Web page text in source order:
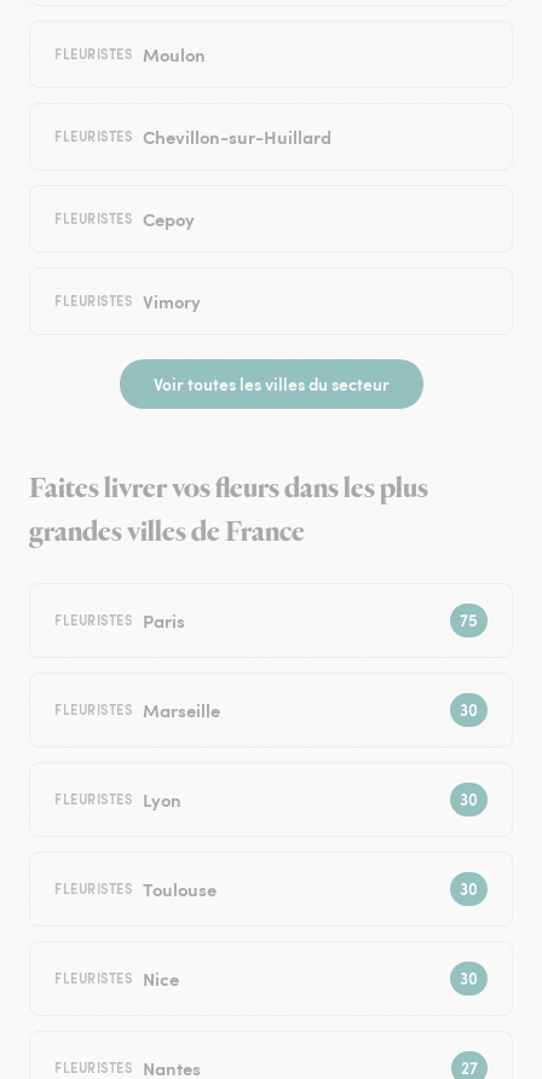
FLEURISTES Moulon
FLEURISTES Chevillon-sur-Huillard
FLEURISTES Cepoy
FLEURISTES Vimory
Voir toutes les villes du secteur
Faites livrer vos fleurs dans les plus
grandes villes de France
FLEURISTES Paris
FLEURISTES Marseille
FLEURISTES Lyon
FLEURISTES Toulouse
FLEURISTES Nice
FLEURISTES Nantes